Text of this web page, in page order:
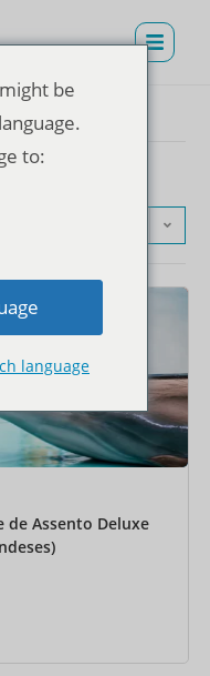
de Assento Deluxe
be
to:
language